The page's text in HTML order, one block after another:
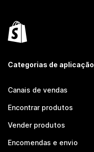
Categorias de aplicação
Canais de vendas
Encontrar produtos
Vender produtos
Encomendas e envio